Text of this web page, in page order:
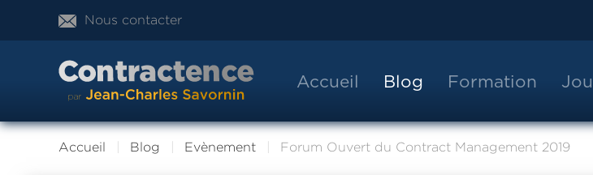
Nous contacter
Accueil Blog Formation
Accueil Blog Evènement Forum Ouvert du Contract Management 2019